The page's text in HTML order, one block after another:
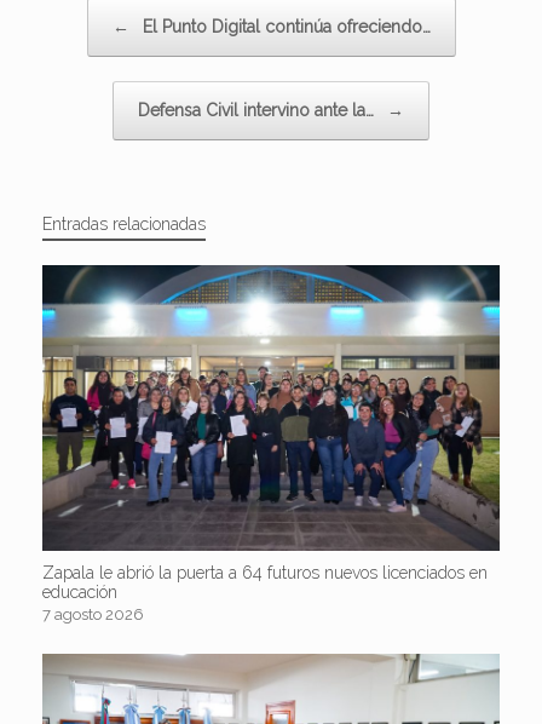
← El Punto Digital continúa ofreciendo…
Defensa Civil intervino ante la… →
Entradas relacionadas
Zapala le abrió la puerta a 64 futuros nuevos licenciados en
educación
7 agosto 2026